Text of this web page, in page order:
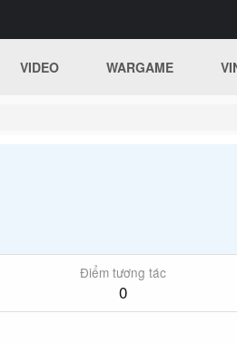
VIDEO WARGAME
Điểm tương tác
0